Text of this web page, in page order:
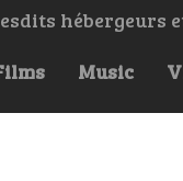
hébergeurs
Music